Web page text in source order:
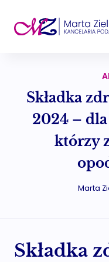
treści
Składka
2024 –
którzy
Marta
Składka